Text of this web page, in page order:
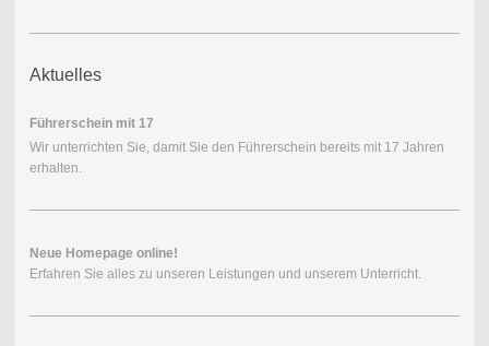
Aktuelles
Führerschein mit 17
Wir unterrichten Sie, damit Sie den Führerschein bereits mit 17 Jahren
erhalten.
Neue Homepage online!
Erfahren Sie alles zu unseren Leistungen und unserem Unterricht.